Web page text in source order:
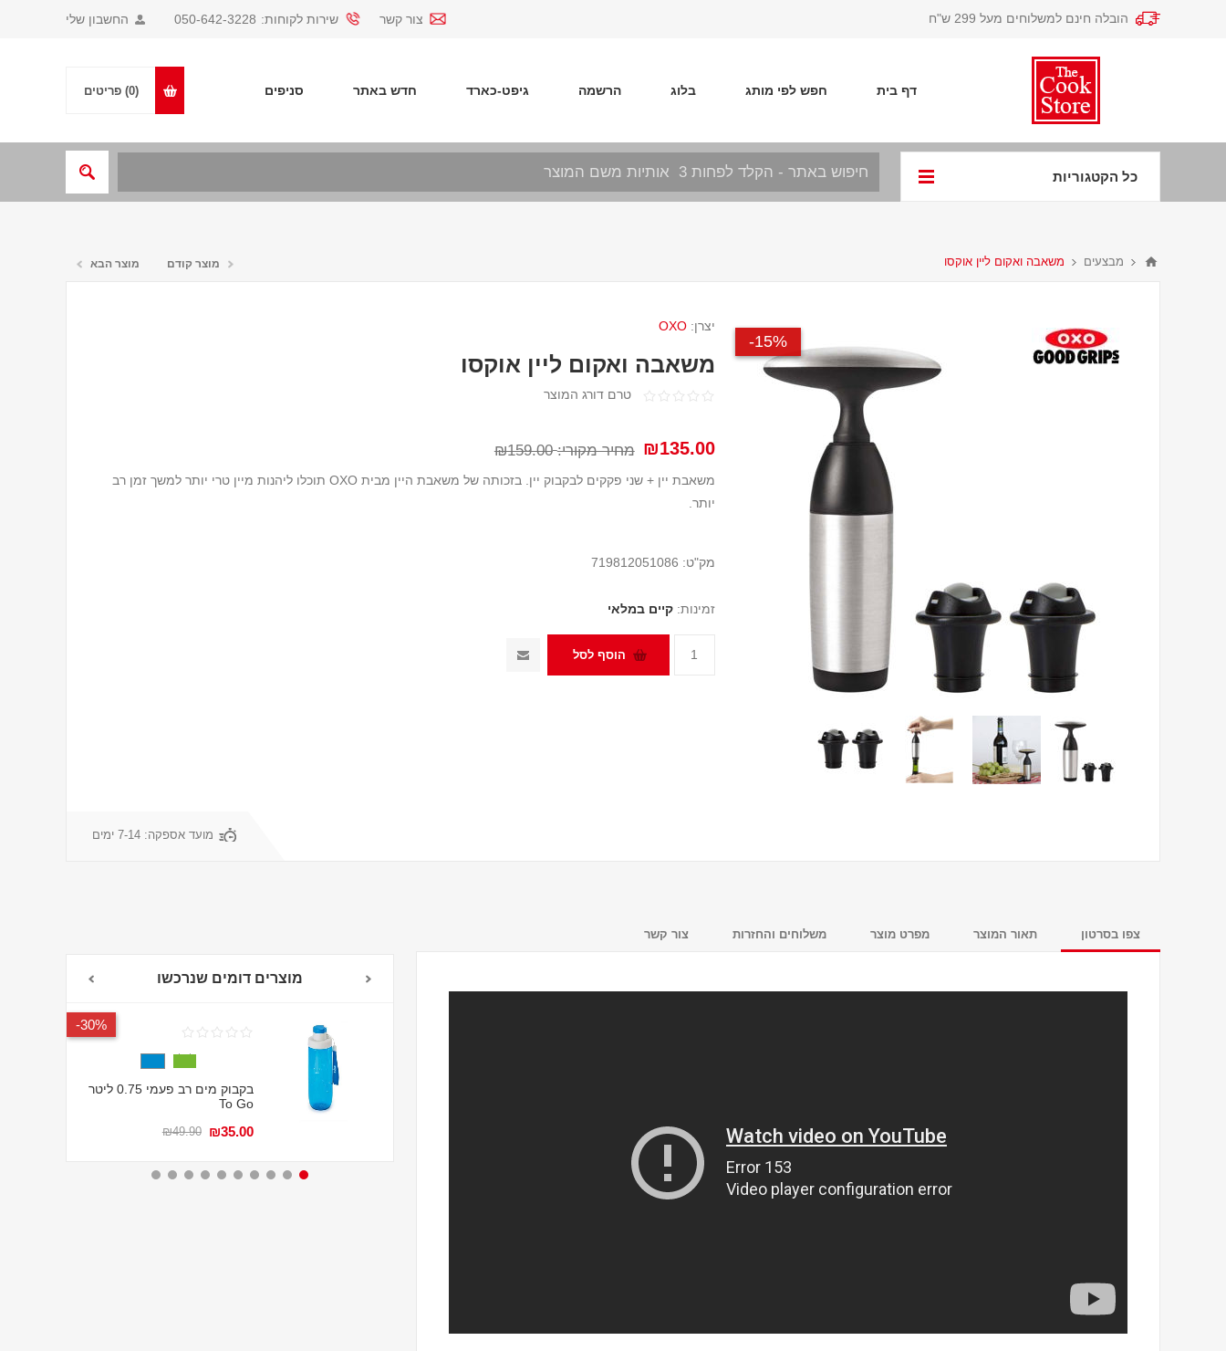
החשבון שלי צור קשר שירות לקוחות: 050-642-3228 הובלה חינם למשלוחים מעל 299 ש"ח
דף בית חפש לפי מותג בלוג הרשמה גיפט-כארד חדש באתר סניפים (0) פריטים
כל הקטגוריות
מבצעים משאבה ואקום ליין אוקסו מוצר קודם מוצר הבא
15%-
יצרן: OXO
משאבה ואקום ליין אוקסו
טרם דורג המוצר
₪135.00 מחיר מקורי: ₪159.00
משאבת יין + שני פקקים לבקבוק יין. בזכותה של משאבת היין מבית OXO תוכלו ליהנות מיין טרי יותר למשך זמן רב
יותר.
מק"ט: 719812051086
זמינות: קיים במלאי
מועד אספקה: 7-14 ימים
צפו בסרטון תאור המוצר מפרט מוצר משלוחים והחזרות צור קשר
מוצרים דומים שנרכשו
30%-
בקבוק מים רב פעמי 0.75 ליטר
To Go
₪35.00
₪49.90